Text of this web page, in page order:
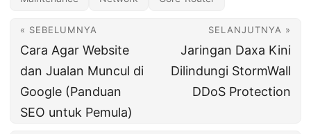
« SEBELUMNYA
Cara Agar Website
dan Jualan Muncul di
Google (Panduan
SEO untuk Pemula)
SELANJUTNYA »
Jaringan Daxa Kini
Dilindungi StormWall
DDoS Protection